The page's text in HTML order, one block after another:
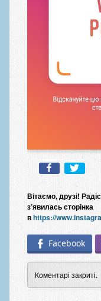
Вітаємо, друзі!
з’явилась сторінка
вhttps://
Facebook
Коментарі закриті.